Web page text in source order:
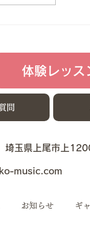
生徒さんとご家族
問
体験レッス
玉県上尾市上
music.com
お知らせ ギ